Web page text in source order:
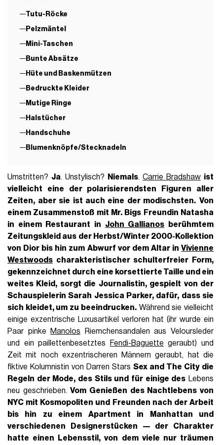
Tutu-Röcke
Pelzmäntel
Mini-Taschen
Bunte Absätze
Hüte und Baskenmützen
Bedruckte Kleider
Mutige Ringe
Halstücher
Handschuhe
Blumenknöpfe/Stecknadeln
Umstritten? Ja. Unstylisch? Niemals.Carrie Bradshaw ist
vielleicht eine der polarisierendsten Figuren aller
Zeiten, aber sie ist auch eine der modischsten. Von
einem Zusammenstoß mit Mr. Bigs Freundin Natasha
in einem Restaurant in John Gallianos berühmtem
Zeitungskleid aus der Herbst/Winter 2000-Kollektion
von Dior bis hin zum Abwurf vor dem Altar in Vivienne
Westwoods charakteristischer schulterfreier Form,
gekennzeichnet durch eine korsettierte Taille und ein
weites Kleid, sorgt die Journalistin, gespielt von der
Schauspielerin Sarah Jessica Parker, dafür, dass sie
sich kleidet, um zu beeindrucken.Während sie vielleicht
einige exzentrische Luxusartikel verloren hat (ihr wurde ein
Paar pinke
Manolos Riemchensandalen aus Veloursleder
und ein paillettenbesetztes
Fendi-Baguette geraubt) und
Zeit mit noch exzentrischeren Männern geraubt, hat die
fiktive Kolumnistin von Darren Stars Sex and The City die
Regeln der Mode, des Stils und für einige des Lebens
neu geschrieben.Vom Genießen des Nachtlebens von
NYC mit Kosmopoliten und Freunden nach der Arbeit
bis hin zu einem Apartment in Manhattan und
verschiedenen Designerstücken — der Charakter
hatte einen Lebensstil, von dem viele nur träumen